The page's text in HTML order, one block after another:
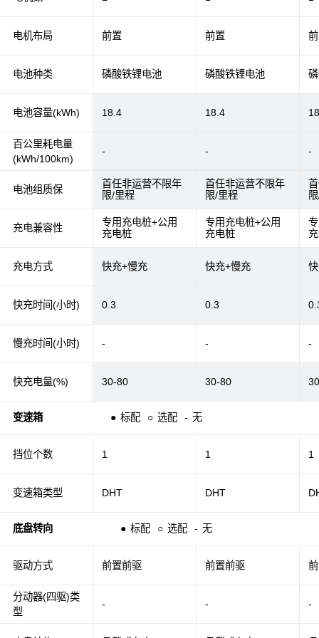
电机布局
电池种类
电池容量(kWh)
百公里耗电量
(kWh/100km)
电池组质保
充电兼容性
充电方式
快充时间(小时)
慢充时间(小时)
快充电量(%)
变速箱 ● 标配 ○ 选配 - 无
挡位个数
变速箱类型
底盘转向 ● 标配 ○ 选配 - 无
驱动方式
分动器(四驱)类
型
前置 前置
磷酸铁锂电池 磷酸铁锂电池
18.4 18.4
- - -
首任非运营不限年
限/里程
首任非运营不限年
限/里程
专用充电桩+公用
充电桩
专用充电桩+公用
充电桩
快充+慢充 快充+慢充
0.3 0.3
- - -
30-80 30-80
1 1 1
DHT DHT
前置前驱 前置前驱
- - -